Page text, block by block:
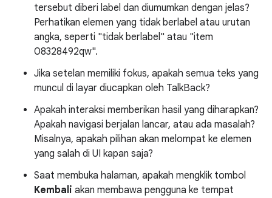
tersebut diberi label dan diumumkan dengan jelas?
Perhatikan elemen yang tidak berlabel atau urutan
angka, seperti "tidak berlabel" atau "item
08328492qw".
Jika setelan memiliki fokus, apakah semua teks yang
muncul di layar diucapkan oleh TalkBack?
Apakah interaksi memberikan hasil yang diharapkan?
Apakah navigasi berjalan lancar, atau ada masalah?
Misalnya, apakah pilihan akan melompat ke elemen
yang salah di UI kapan saja?
Saat membuka halaman, apakah mengklik tombol
Kembali akan membawa pengguna ke tempat